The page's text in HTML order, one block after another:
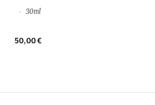
30ml
50,00 €